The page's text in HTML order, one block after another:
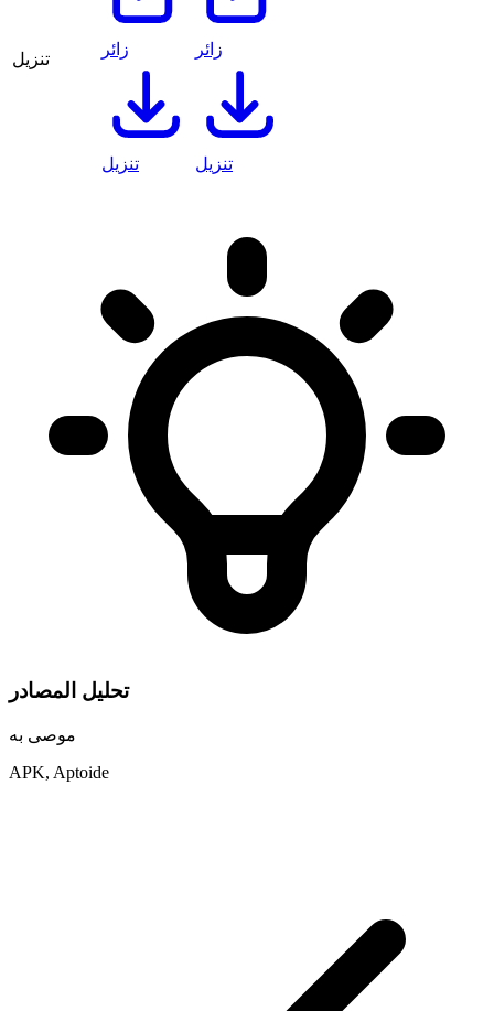
تنزيل
زائر
تنزيل
زائر
تنزيل
تحليل المصادر
موصى به
APK, Aptoide